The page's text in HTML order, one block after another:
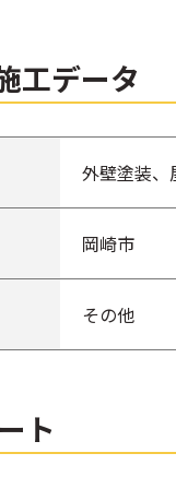
工データ
外壁塗装、
岡崎市
その他
ト